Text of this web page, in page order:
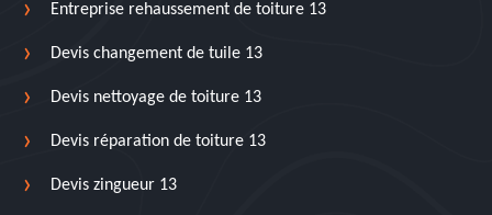
Entreprise rehaussement de toiture 13
Devis changement de tuile 13
Devis nettoyage de toiture 13
Devis réparation de toiture 13
Devis zingueur 13